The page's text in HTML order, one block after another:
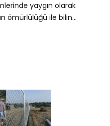
yaygın olarak
ömürlülüğü ile bilin...